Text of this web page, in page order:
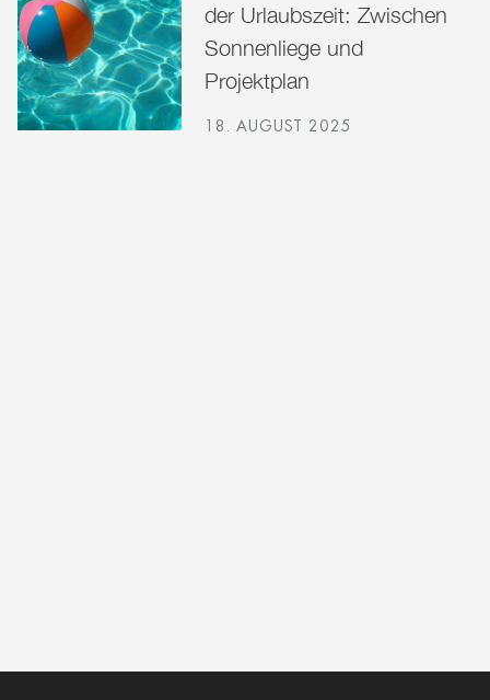
der Urlaubszeit: Zwischen
Sonnenliege und
Projektplan
18. AUGUST 2025